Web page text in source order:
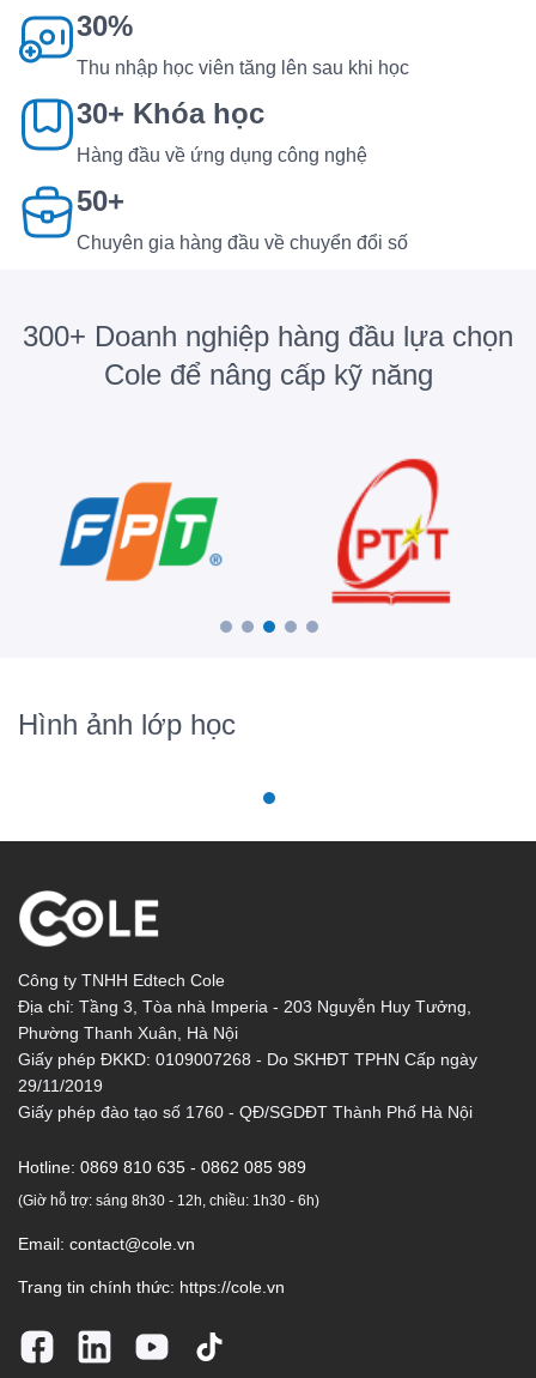
30%
Thu nhập học viên tăng lên sau khi học
30+ Khóa học
Hàng đầu về ứng dụng công nghệ
50+
Chuyên gia hàng đầu về chuyển đổi số
300+ Doanh nghiệp hàng đầu lựa chọn
Cole để nâng cấp kỹ năng
Hình ảnh lớp học
Công ty TNHH Edtech Cole
Địa chỉ: Tầng 3, Tòa nhà Imperia - 203 Nguyễn Huy Tưởng,
Phường Thanh Xuân, Hà Nội
Giấy phép ĐKKD: 0109007268 - Do SKHĐT TPHN Cấp ngày
29/11/2019
Giấy phép đào tạo số 1760 - QĐ/SGDĐT Thành Phố Hà Nội
Hotline: 0869 810 635 - 0862 085 989
(Giờ hỗ trợ: sáng 8h30 - 12h, chiều: 1h30 - 6h)
Email: contact@cole.vn
Trang tin chính thức: https://cole.vn